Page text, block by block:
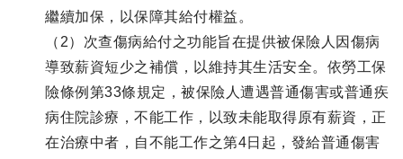
繼續加保，以保障其給付權益。
（2）次查傷病給付之功能旨在提供被保險人因傷病
導致薪資短少之補償，以維持其生活安全。依勞工保
險條例第33條規定，被保險人遭遇普通傷害或普通疾
病住院診療，不能工作，以致未能取得原有薪資，正
在治療中者，自不能工作之第4日起，發給普通傷害